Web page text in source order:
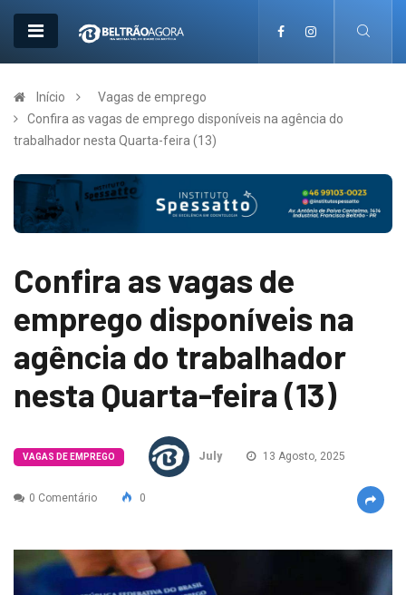
Início
Vagas de emprego
Confira as vagas de emprego disponíveis na agência do
trabalhador nesta Quarta-feira (13)
Confira as vagas de
emprego disponíveis na
agência do trabalhador
nesta Quarta-feira (13)
VAGAS DE EMPREGO July 13 Agosto, 2025
0 Comentário 0